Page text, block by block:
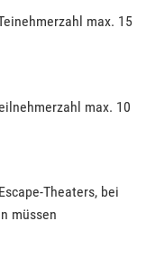
max. 15
max. 10
Theaters, bei
müssen